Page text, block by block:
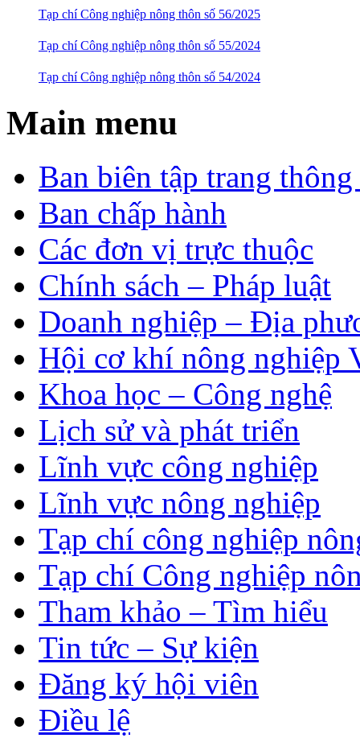
Tạp chí Công nghiệp nông thôn số 56/2025
Tạp chí Công nghiệp nông thôn số 55/2024
Tạp chí Công nghiệp nông thôn số 54/2024
Main menu
Ban biên tập trang
Ban chấp hành
Các đơn vị trực thuộc
Chính sách – Pháp luật
Doanh nghiệp – Địa
Hội cơ khí nông nghiệp
Khoa học – Công nghệ
Lịch sử và phát triển
Lĩnh vực công nghiệp
Lĩnh vực nông nghiệp
Tạp chí công nghiệp
Tạp chí Công nghiệp
Tham khảo – Tìm hiểu
Tin tức – Sự kiện
Đăng ký hội viên
Điều lệ